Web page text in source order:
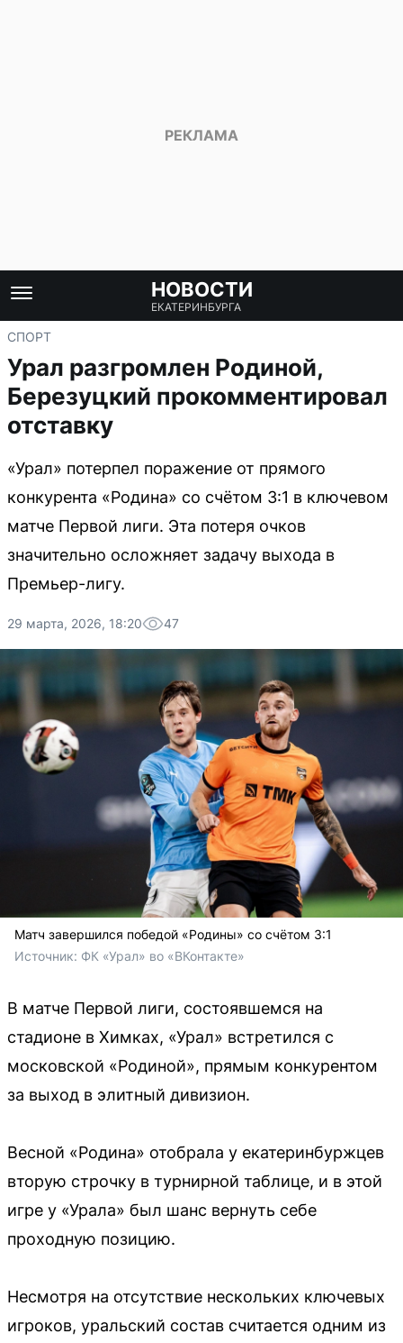
НОВОСТИ
ЕКАТЕРИНБУРГА
СПОРТ
Урал разгромлен Родиной,
Березуцкий прокомментировал
отставку
«Урал» потерпел поражение от прямого
конкурента «Родина» со счётом 3:1 в ключевом
матче Первой лиги. Эта потеря очков
значительно осложняет задачу выхода в
Премьер-лигу.
29 марта, 2026, 18:20 47
Матч завершился победой «Родины» со счётом 3:1
Источник: ФК «Урал» во «ВКонтакте»
В матче Первой лиги, состоявшемся на
стадионе в Химках, «Урал» встретился с
московской «Родиной», прямым конкурентом
за выход в элитный дивизион.
Весной «Родина» отобрала у екатеринбуржцев
вторую строчку в турнирной таблице, и в этой
игре у «Урала» был шанс вернуть себе
проходную позицию.
Несмотря на отсутствие нескольких ключевых
игроков, уральский состав считается одним из